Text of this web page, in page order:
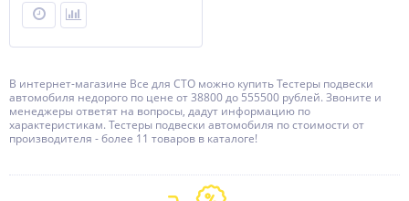
В интернет-магазине Все для СТО можно купить Тестеры подвески
автомобиля недорого по цене от 38800 до 555500 рублей. Звоните и
менеджеры ответят на вопросы, дадут информацию по
характеристикам. Тестеры подвески автомобиля по стоимости от
производителя - более 11 товаров в каталоге!